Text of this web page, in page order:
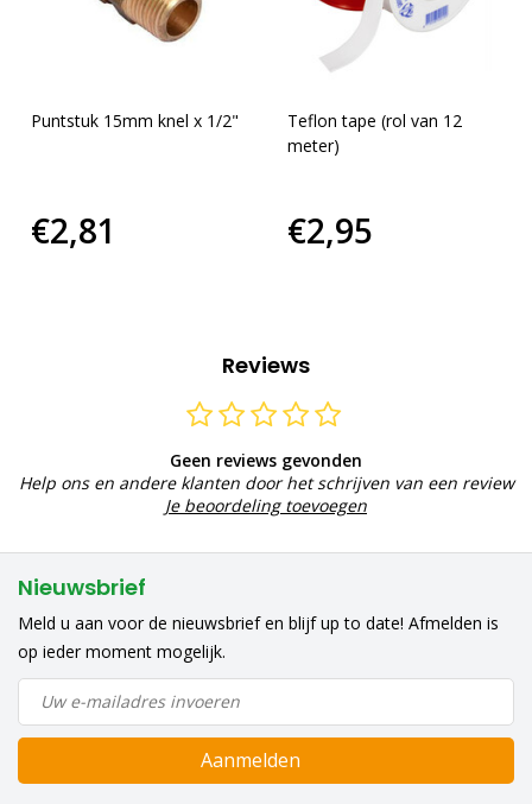
Puntstuk 15mm knel x 1/2"
€2,81
Teflon tape (rol van 12
meter)
€2,95
Reviews
Geen reviews gevonden
Help ons en andere klanten door het schrijven van een review
Je beoordeling toevoegen
Nieuwsbrief
Meld u aan voor de nieuwsbrief en blijf up to date! Afmelden is
op ieder moment mogelijk.
Aanmelden